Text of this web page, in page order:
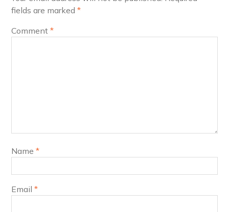
fields are marked *
Comment *
Name *
Email *